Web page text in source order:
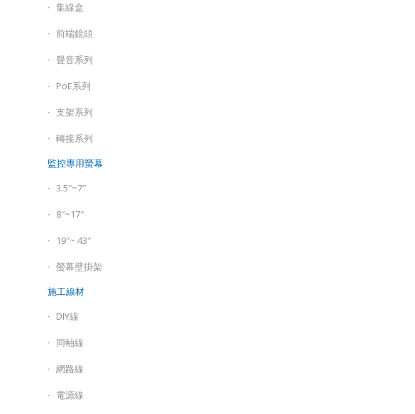
集線盒
前端鏡頭
聲音系列
PoE系列
支架系列
轉接系列
監控專用螢幕
3.5″~7″
8″~17″
19″~ 43″
螢幕壁掛架
施工線材
DIY線
同軸線
網路線
電源線